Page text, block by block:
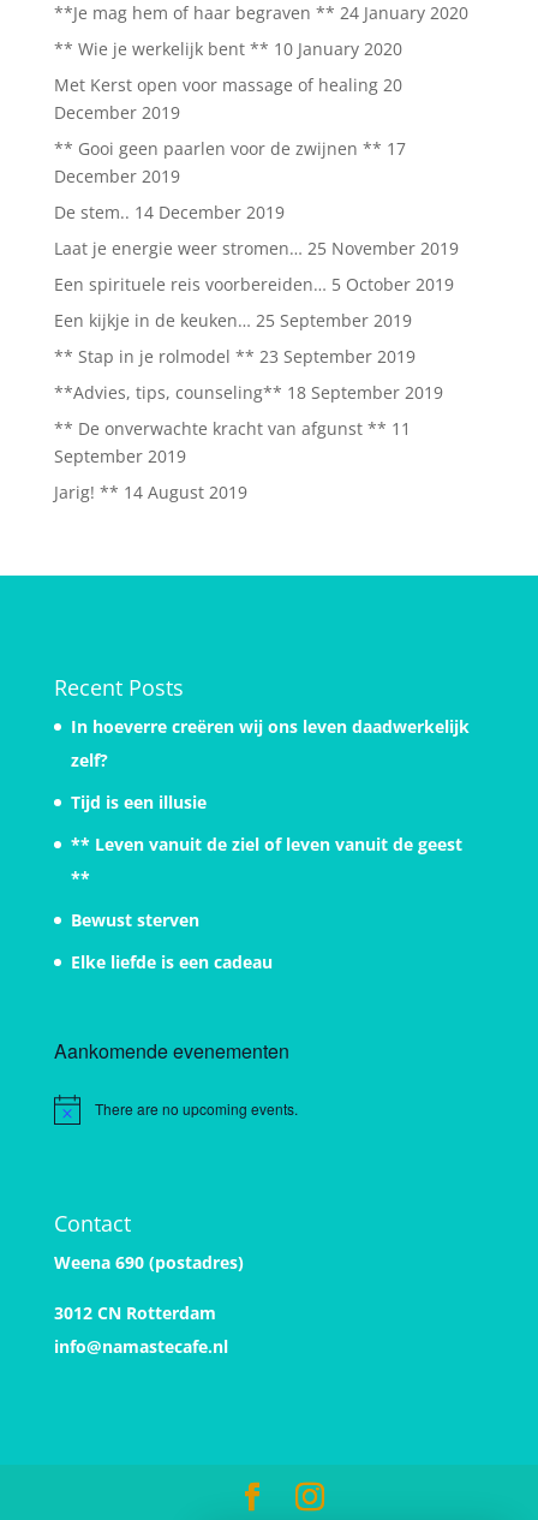
**Je mag hem of haar begraven ** 24 January 2020
** Wie je werkelijk bent ** 10 January 2020
Met Kerst open voor massage of healing 20
December 2019
** Gooi geen paarlen voor de zwijnen ** 17
December 2019
De stem.. 14 December 2019
Laat je energie weer stromen… 25 November 2019
Een spirituele reis voorbereiden… 5 October 2019
Een kijkje in de keuken… 25 September 2019
** Stap in je rolmodel ** 23 September 2019
**Advies, tips, counseling** 18 September 2019
** De onverwachte kracht van afgunst ** 11
September 2019
Jarig! ** 14 August 2019
Recent Posts
In hoeverre creëren wij ons leven daadwerkelijk
zelf?
Tijd is een illusie
** Leven vanuit de ziel of leven vanuit de geest
**
Bewust sterven
Elke liefde is een cadeau
Aankomende evenementen
Notice There are no upcoming events.
Contact
Weena 690 (postadres)
3012 CN Rotterdam
info@namastecafe.nl